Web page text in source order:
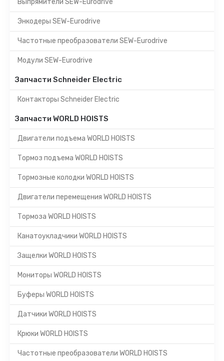
Выпрямители SEW-Eurodrive
Энкодеры SEW-Eurodrive
Частотные преобразователи SEW-Eurodrive
Модули SEW-Eurodrive
Запчасти Schneider Electric
Контакторы Schneider Electric
Запчасти WORLD HOISTS
Двигатели подъема WORLD HOISTS
Тормоз подъема WORLD HOISTS
Тормозные колодки WORLD HOISTS
Двигатели перемещения WORLD HOISTS
Тормоза WORLD HOISTS
Канатоукладчики WORLD HOISTS
Защелки WORLD HOISTS
Мониторы WORLD HOISTS
Буферы WORLD HOISTS
Датчики WORLD HOISTS
Крюки WORLD HOISTS
Частотные преобразователи WORLD HOISTS